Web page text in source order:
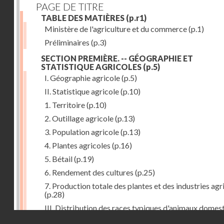
PAGE DE TITRE
TABLE DES MATIÈRES (p.r1)
Ministère de l'agriculture et du commerce(p.1)
Préliminaires (p.3)
SECTION PREMIÈRE. -- GÉOGRAPHIE ET
STATISTIQUE AGRICOLES (p.5)
I. Géographie agricole(p.5)
II. Statistique agricole(p.10)
1. Territoire(p.10)
2. Outillage agricole(p.13)
3. Population agricole(p.13)
4. Plantes agricoles (p.16)
5. Bétail(p.19)
6. Rendement des cultures (p.25)
7. Production totale des plantes et des industries
(p.28)
III. Distribution des races typiques d'animaux